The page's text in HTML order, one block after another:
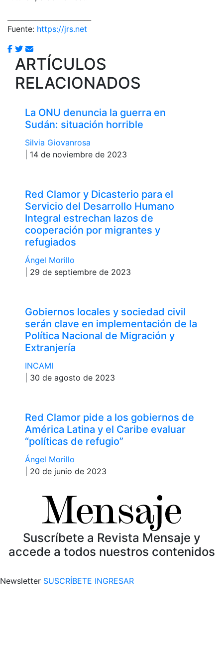
Fuente: https://jrs.net
ARTÍCULOS
RELACIONADOS
La ONU denuncia la guerra en
Sudán: situación horrible
Silvia Giovanrosa
| 14 de noviembre de 2023
Red Clamor y Dicasterio para el
Servicio del Desarrollo Humano
Integral estrechan lazos de
cooperación por migrantes y
refugiados
Ángel Morillo
| 29 de septiembre de 2023
Gobiernos locales y sociedad civil
serán clave en implementación de la
Política Nacional de Migración y
Extranjería
INCAMI
| 30 de agosto de 2023
Red Clamor pide a los gobiernos de
América Latina y el Caribe evaluar
“políticas de refugio”
Ángel Morillo
| 20 de junio de 2023
Suscríbete a Revista Mensaje y
accede a todos nuestros contenidos
Newsletter SUSCRÍBETE INGRESAR